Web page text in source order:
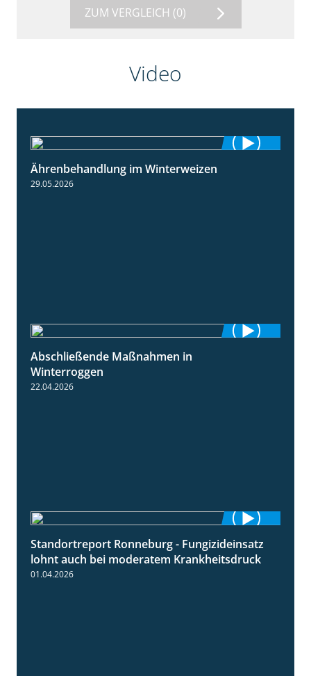
ZUM VERGLEICH (0)
Video
Ährenbehandlung im Winterweizen
29.05.2026
Abschließende Maßnahmen in
Winterroggen
22.04.2026
5:04
Standortreport Ronneburg - Fungizideinsatz
lohnt auch bei moderatem Krankheitsdruck
01.04.2026